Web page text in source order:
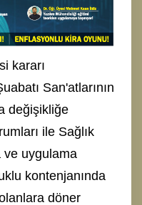
kararı
San'atlarının
değişikliğe
ile Sağlık
ve uygulama
kontenjanında
döner